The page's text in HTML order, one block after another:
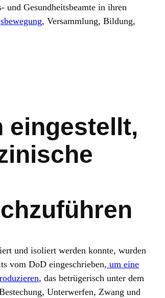
und Gesundheitsbeamte in ihren
, Versammlung, Bildung,
eingestellt,
und isoliert werden konnte, wurden
vom DoD eingeschrieben, um eine
, das betrügerisch unter dem
Unterwerfen, Zwang und